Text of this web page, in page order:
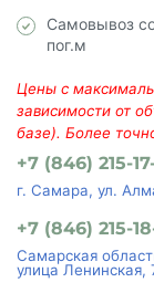
Самовывоз
пог.м
Цены с
зависимости от
базе). Более
+7 (846) 215-
г. Самара, ул.
+7 (846) 215-
Самарская
улица